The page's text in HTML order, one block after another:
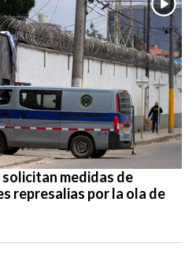
medidas de
represalias por la ola de